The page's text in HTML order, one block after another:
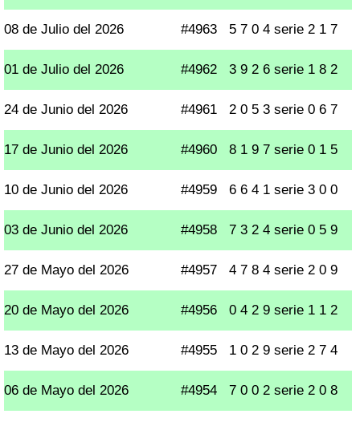
08 de Julio del 2026 #4963 5 7 0 4 serie 2 1 7
01 de Julio del 2026 #4962 3 9 2 6 serie 1 8 2
24 de Junio del 2026 #4961 2 0 5 3 serie 0 6 7
17 de Junio del 2026 #4960 8 1 9 7 serie 0 1 5
10 de Junio del 2026 #4959 6 6 4 1 serie 3 0 0
03 de Junio del 2026 #4958 7 3 2 4 serie 0 5 9
27 de Mayo del 2026 #4957 4 7 8 4 serie 2 0 9
20 de Mayo del 2026 #4956 0 4 2 9 serie 1 1 2
13 de Mayo del 2026 #4955 1 0 2 9 serie 2 7 4
06 de Mayo del 2026 #4954 7 0 0 2 serie 2 0 8